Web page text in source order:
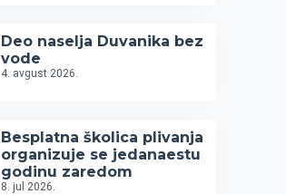
Deo naselja Duvanika bez
vode
4. avgust 2026.
Besplatna školica plivanja
organizuje se jedanaestu
godinu zaredom
8. jul 2026.